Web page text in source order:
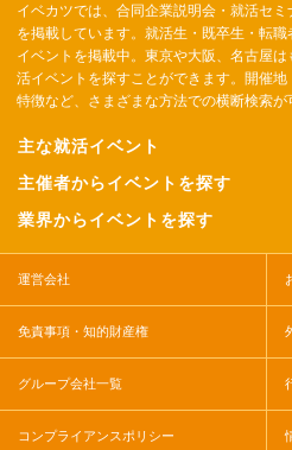
イベカツでは、合同企業説明会・就活セミ
を掲載しています。就活生・既卒生・転
イベントを掲載中。東京や大阪、名古屋
活イベントを探すことができます。開催地
特徴など、さまざまな方法での横断検索が
主な就活イベント
主催者からイベントを探す
業界からイベントを探す
運営会社
免責事項・知的財産権
グループ会社一覧
コンプライアンスポリシー